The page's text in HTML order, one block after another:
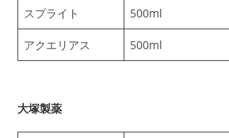
スプライト 500ml
アクエリアス 500ml
大塚製薬